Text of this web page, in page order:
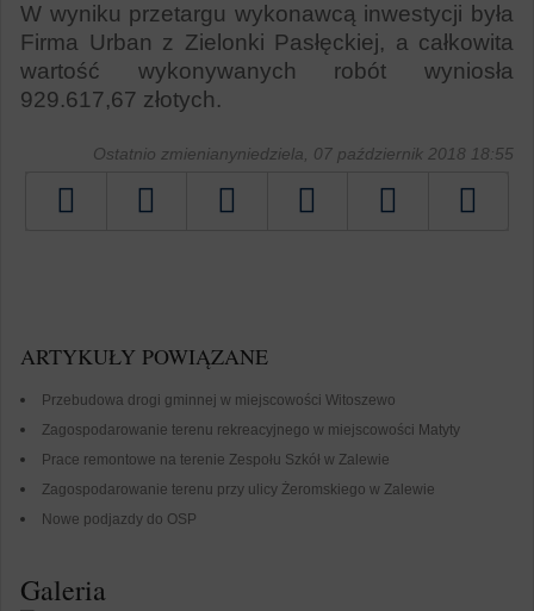
W wyniku przetargu wykonawcą inwestycji była
Firma Urban z Zielonki Pasłęckiej, a całkowita
wartość wykonywanych robót wyniosła
929.617,67 złotych.
Ostatnio zmienianyniedziela, 07 październik 2018 18:55
ARTYKUŁY POWIĄZANE
Przebudowa drogi gminnej w miejscowości Witoszewo
Zagospodarowanie terenu rekreacyjnego w miejscowości Matyty
Prace remontowe na terenie Zespołu Szkół w Zalewie
Zagospodarowanie terenu przy ulicy Żeromskiego w Zalewie
Nowe podjazdy do OSP
Galeria